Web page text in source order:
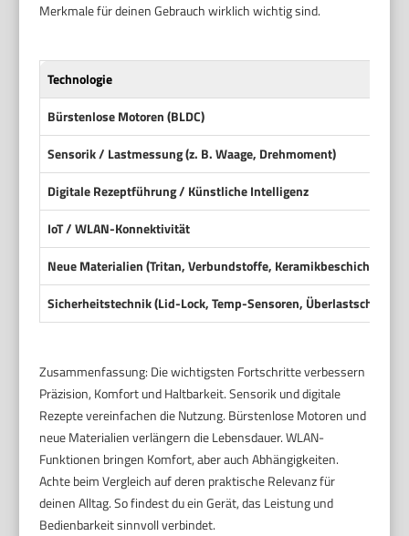
Merkmale für deinen Gebrauch wirklich wichtig sind.
Technologie
Bürstenlose Motoren (BLDC)
Sensorik / Lastmessung (z. B. Waage, Drehmoment)
Digitale Rezeptführung / Künstliche Intelligenz
IoT / WLAN-Konnektivität
Neue Materialien (Tritan, Verbundstoffe,
Sicherheitstechnik (Lid-Lock, Temp-Sensoren, Überlastschutz)
Zusammenfassung: Die wichtigsten Fortschritte verbessern
Präzision, Komfort und Haltbarkeit. Sensorik und digitale
Rezepte vereinfachen die Nutzung. Bürstenlose Motoren und
neue Materialien verlängern die Lebensdauer. WLAN-
Funktionen bringen Komfort, aber auch Abhängigkeiten.
Achte beim Vergleich auf deren praktische Relevanz für
deinen Alltag. So findest du ein Gerät, das Leistung und
Bedienbarkeit sinnvoll verbindet.